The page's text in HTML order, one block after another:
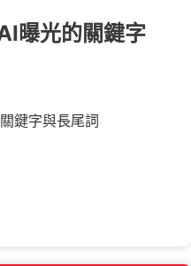
曝光的關鍵字
鍵字與長尾詞